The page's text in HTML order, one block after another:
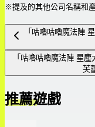
※提及的其他公司名稱和
「咕嚕咕嚕魔法陣
「咕嚕咕嚕魔法陣 星
芙
推薦遊戲